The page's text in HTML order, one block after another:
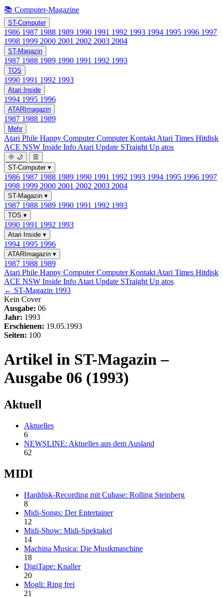
📚 Computer-Magazine
ST-Computer
1986 1987 1988 1989 1990 1991 1992 1993 1994 1995 1996 1997
1998 1999 2000 2001 2002 2003 2004
ST-Magazin
1987 1988 1989 1990 1991 1992 1993
TOS
1990 1991 1992 1993
Atari Inside
1994 1995 1996
ATARImagazin
1987 1988 1989
Mehr
Atari Phile Happy ComputerComputer Kontakt Atari Times Hitdisk
ACE NSW Inside Info Atari Update STraight Up atos
🌞 🌙
☰
ST-Computer ▾
1986 1987 1988 1989 1990 1991 1992 1993 1994 1995 1996 1997
1998 1999 2000 2001 2002 2003 2004
ST-Magazin ▾
1987 1988 1989 1990 1991 1992 1993
TOS ▾
1990 1991 1992 1993
Atari Inside ▾
1994 1995 1996
ATARImagazin ▾
1987 1988 1989
Atari Phile Happy ComputerComputer Kontakt Atari Times Hitdisk
ACE NSW Inside Info Atari Update STraight Up atos
← ST-Magazin 1993
Kein Cover
Ausgabe: 06
Jahr: 1993
Erschienen: 19.05.1993
Seiten: 100
Artikel in ST-Magazin –
Ausgabe 06 (1993)
Aktuell
Aktuelles
6
NEWSLINE: Aktuelles aus dem Ausland
62
MIDI
Harddisk-Recording mit Cubase: Rolling Steinberg
8
Midi-Songs: Der Entertainer
12
Midi-Show: Midi-Spektakel
14
Machina Musica: Die Musikmaschine
18
DigiTape: Knaller
20
Mogli: Ring frei
21